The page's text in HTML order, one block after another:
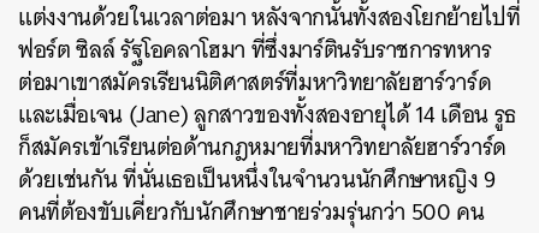
แต่งงานด้วยในเวลาต่อมาหลังจากนั้นทั้งสองโยกย้ายไปที่
ฟอร์ตซิลล์รัฐโอคลาโฮมาที่ซึ่งมาร์ตินรับราชการทหาร
ต่อมาเขาสมัครเรียนนิติศาสตร์ที่มหาวิทยาลัยฮาร์วาร์ด
และเมื่อเจน(Jane)ลูกสาวของทั้งสองอายุได้14เดือนรูธ
ก็สมัครเข้าเรียนต่อด้านกฎหมายที่มหาวิทยาลัยฮาร์วาร์ด
ด้วยเช่นกันที่นั่นเธอเป็นหนึ่งในจำนวนนักศึกษาหญิง9
คนที่ต้องขับเคี่ยวกับนักศึกษาชายร่วมรุ่นกว่า 500คน